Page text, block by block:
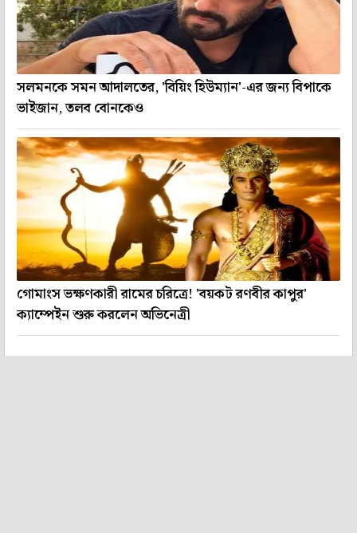
সলমনকে সমন আদালতের, 'বিয়িং হিউম্যান'-এর জন্য বিপাকে
ভাইজান, তলব বোনকেও
গোমাংস ভক্ষণকারী রামের চরিত্রে! 'বয়কট রণবীর কাপুর'
ক্যাম্পেইন শুরু করলেন অভিনেত্রী